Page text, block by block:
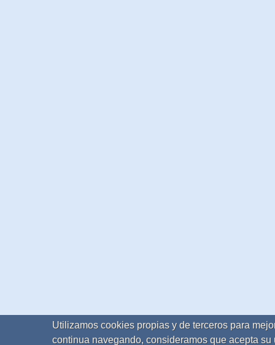
Utilizamos cookies propias y de terceros para
continua navegando, consideramos que acepta su